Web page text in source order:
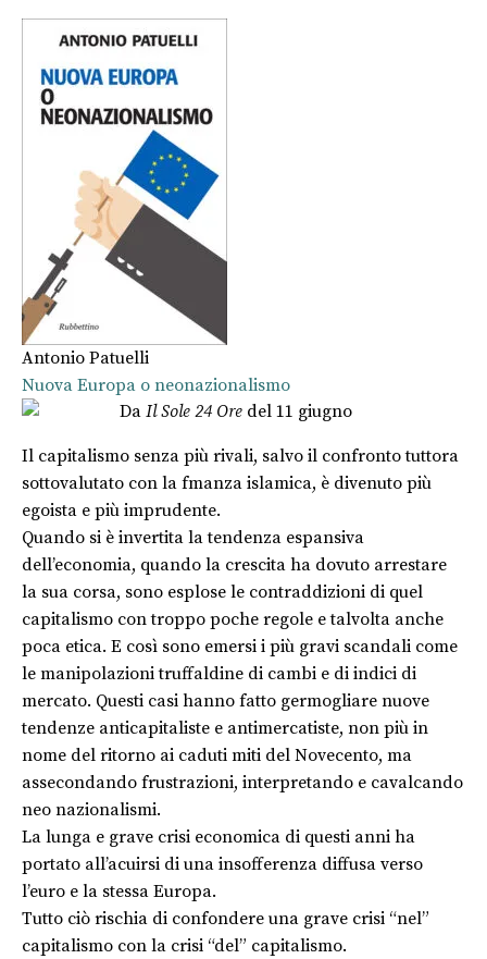
Antonio Patuelli
Nuova Europa o neonazionalismo
Da Il Sole 24 Ore del 11 giugno
Il capitalismo senza più rivali, salvo il confronto tuttora
sottovalutato con la fmanza islamica, è divenuto più
egoista e più imprudente.
Quando si è invertita la tendenza espansiva
dell’economia, quando la crescita ha dovuto arrestare
la sua corsa, sono esplose le contraddizioni di quel
capitalismo con troppo poche regole e talvolta anche
poca etica. E così sono emersi i più gravi scandali come
le manipolazioni truffaldine di cambi e di indici di
mercato. Questi casi hanno fatto germogliare nuove
tendenze anticapitaliste e antimercatiste, non più in
nome del ritorno ai caduti miti del Novecento, ma
assecondando frustrazioni, interpretando e cavalcando
neo nazionalismi.
La lunga e grave crisi economica di questi anni ha
portato all’acuirsi di una insofferenza diffusa verso
l’euro e la stessa Europa.
Tutto ciò rischia di confondere una grave crisi “nel”
capitalismo con la crisi “del” capitalismo.